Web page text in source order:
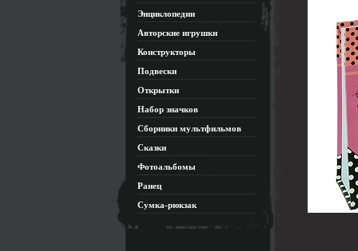
Энциклопедии
Авторские игрушки
Конструкторы
Подвески
Открытки
Набор значков
Сборники мультфильмов
Сказки
Фотоальбомы
Ранец
Сумка-рюкзак